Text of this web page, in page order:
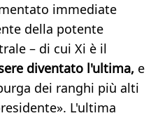
immediate
della potente
– di cui Xi è il
diventato l'ultima, e
dei ranghi più alti
L'ultima